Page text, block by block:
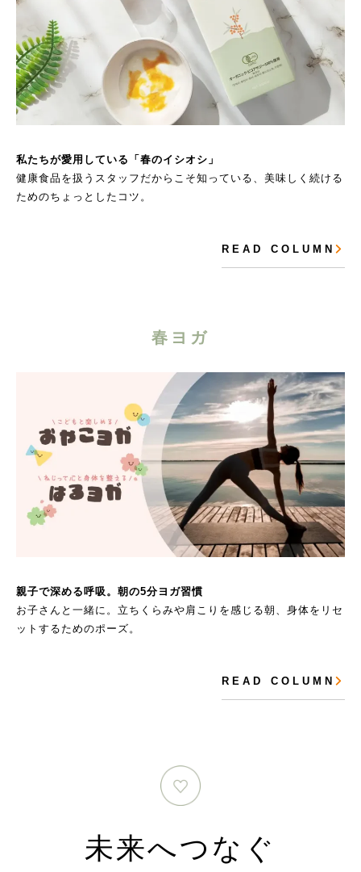
私たちが愛用している「春のイシオシ」
健康食品を扱うスタッフだからこそ知っている、美味しく続ける
ためのちょっとしたコツ。
R E A D C O L U M N
春ヨガ
親子で深める呼吸。朝の5分ヨガ習慣
お子さんと一緒に。立ちくらみや肩こりを感じる朝、身体をリセ
ットするためのポーズ。
R E A D C O L U M N
未来へつなぐ